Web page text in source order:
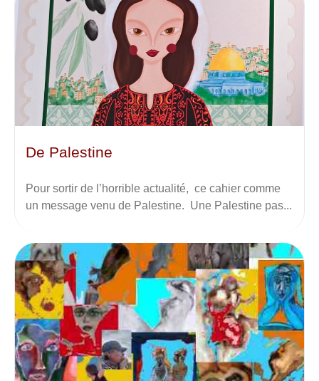
De Palestine
Pour sortir de l’horrible actualité, ce cahier comme
un message venu de Palestine. Une Palestine pas...